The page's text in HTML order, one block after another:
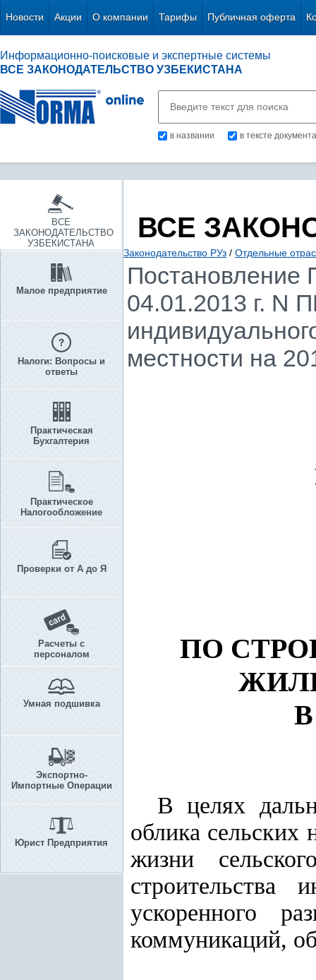
Новости Акции О компании Тарифы Публичная оферта
Информационно-поисковые и экспертные системы
ВСЕ ЗАКОНОДАТЕЛЬСТВО УЗБЕКИСТАНА
в названии в тексте документа
ВСЕ
ЗАКОНОДАТЕЛЬСТВО
УЗБЕКИСТАНА
Малое предприятие
Налоги: Вопросы и
ответы
Практическая
Бухгалтерия
Практическое
Налогообложение
Проверки от А до Я
Расчеты с
персоналом
Умная подшивка
Экспортно-
Импортные Операции
Юрист Предприятия
ВСЕ
Законодательство РУз / Отдельные
Постановление
04.01.2013 г. N
местности на
ПО
В целях
облика сельских
жизни
строительства
ускоренного
коммуникаций,